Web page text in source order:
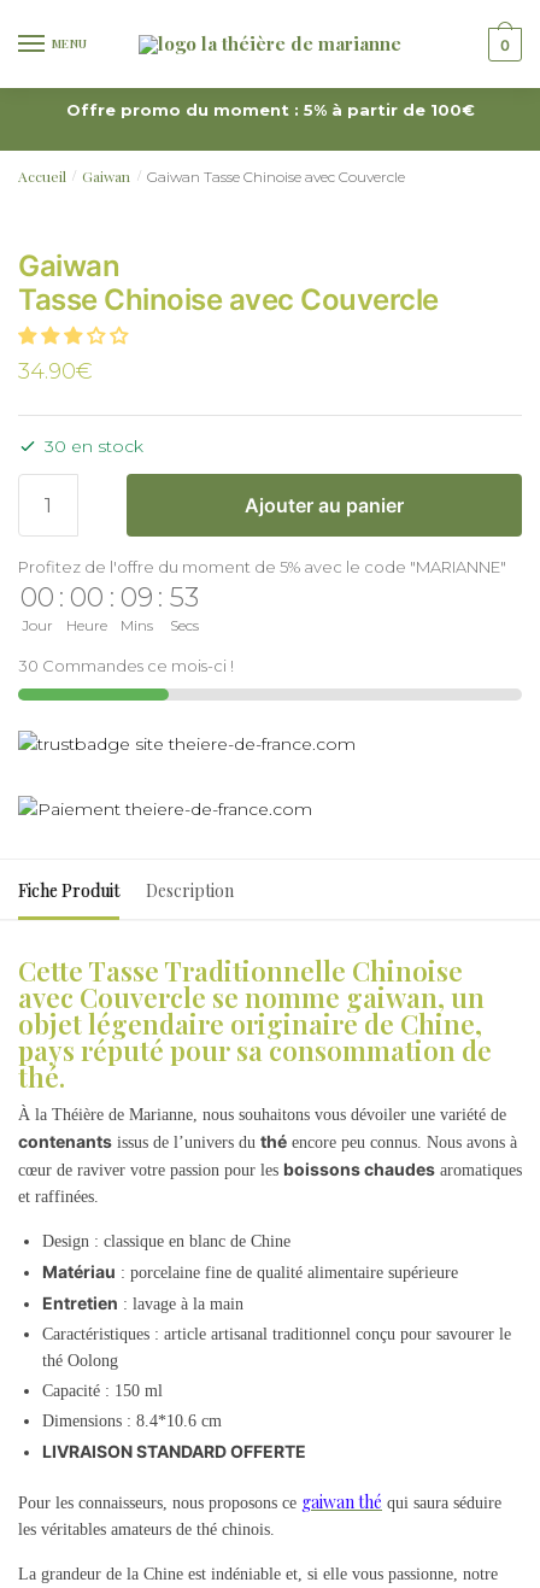
MENU 0
Offre promo du moment : 5% à partir de 100€
Accueil / Gaiwan / Gaiwan Tasse Chinoise avec Couvercle
Gaiwan
Tasse Chinoise avec Couvercle
34.90€
30 en stock
Ajouter au panier
Profitez de l'offre du moment de 5% avec le code "MARIANNE"
00
Jour
: 00
Heure
: 09
Mins
: 53
Secs
30 Commandes ce mois-ci !
Fiche Produit Description
Cette Tasse Traditionnelle Chinoise
avec Couvercle se nomme gaiwan, un
objet légendaire originaire de Chine,
pays réputé pour sa consommation de
thé.
À la Théière de Marianne, nous souhaitons vous dévoiler une variété de
contenants issus de l’univers du thé encore peu connus. Nous avons à
cœur de raviver votre passion pour les boissons chaudes aromatiques
et raffinées.
Design : classique en blanc de Chine
Matériau : porcelaine fine de qualité alimentaire supérieure
Entretien : lavage à la main
Caractéristiques : article artisanal traditionnel conçu pour savourer le
thé Oolong
Capacité : 150 ml
Dimensions : 8.4*10.6 cm
LIVRAISON STANDARD OFFERTE
Pour les connaisseurs, nous proposons ce gaiwan thé qui saura séduire
les véritables amateurs de thé chinois.
La grandeur de la Chine est indéniable et, si elle vous passionne, notre